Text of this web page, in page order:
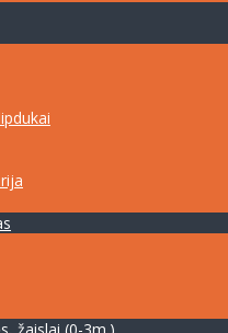
žaislai (0-3m.)